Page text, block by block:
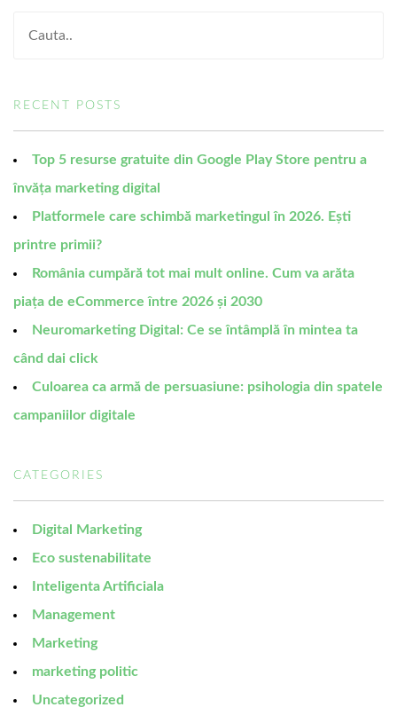
RECENT POSTS
Top 5 resurse gratuite din Google Play Store pentru a
învăța marketing digital
Platformele care schimbă marketingul în 2026. Ești
printre primii?
România cumpără tot mai mult online. Cum va arăta
piața de eCommerce între 2026 și 2030
Neuromarketing Digital: Ce se întâmplă în mintea ta
când dai click
Culoarea ca armă de persuasiune: psihologia din spatele
campaniilor digitale
CATEGORIES
Digital Marketing
Eco sustenabilitate
Inteligenta Artificiala
Management
Marketing
marketing politic
Uncategorized